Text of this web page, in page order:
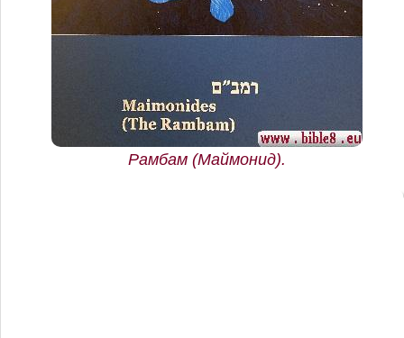
Рамбам (Маймонид).